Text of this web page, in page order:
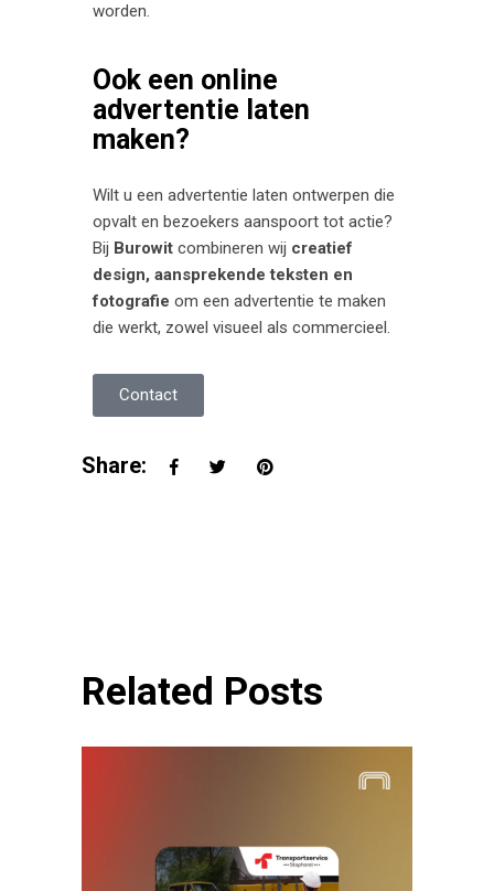
worden.
Ook een online
advertentie laten
maken?
Wilt u een advertentie laten ontwerpen die
opvalt en bezoekers aanspoort tot actie?
Bij Burowit combineren wij creatief
design, aansprekende teksten en
fotografie om een advertentie te maken
die werkt, zowel visueel als commercieel.
Contact
Share:
Related Posts